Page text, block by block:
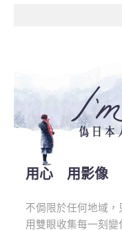
用心 用影像
不侷限於任何地域
用雙眼收集每一刻